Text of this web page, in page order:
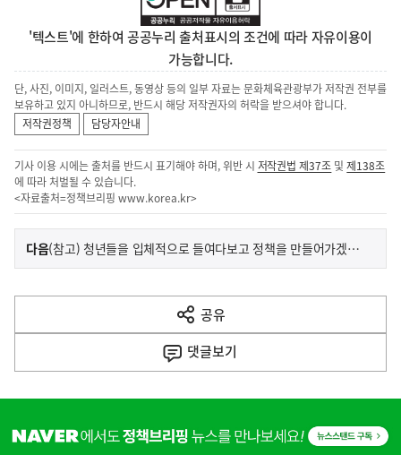
'텍스트'에 한하여 공공누리 출처표시의 조건에 따라 자유이용이
가능합니다.
단, 사진, 이미지, 일러스트, 동영상 등의 일부 자료는 문화체육관광부가 저작권 전부를
보유하고 있지 아니하므로, 반드시 해당 저작권자의 허락을 받으셔야 합니다.
저작권정책
담당자안내
기사 이용 시에는 출처를 반드시 표기해야 하며, 위반 시 저작권법 제37조 및제138조
에 따라 처벌될 수 있습니다.
<자료출처=정책브리핑 www.korea.kr>
이
전
다
음
다음기
사
(참고) 청년들을 입체적으로 들여다보고 정책을 만들어가겠습니다.
공유
열
기
댓글보기
단